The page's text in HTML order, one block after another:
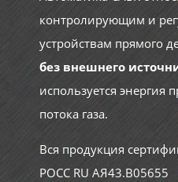
контролирующим и
устройствам прямого
без внешнего
используется энергия
потока газа.
Вся продукция
РОСС RU АЯ43.В05655